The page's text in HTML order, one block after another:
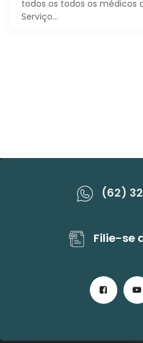
todos os todos os médicos
Serviço…
(62)
Filie-se